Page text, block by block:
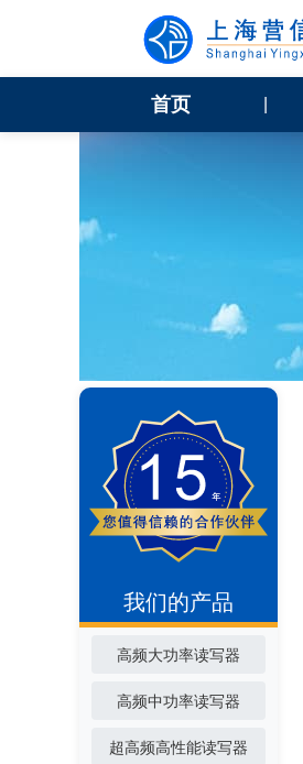
首页
我们的产品
高频大功率读写器
高频中功率读写器
超高频高性能读写器